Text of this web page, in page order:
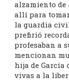
alzamiento de
allí para
la guardia
prefirió
profesaban a
mencionan
hija de García
vivas a la